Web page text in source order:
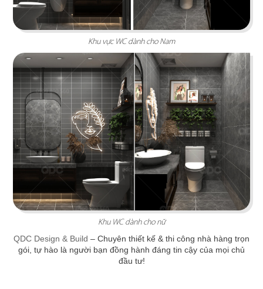
ORIFOOD BBQ & HOTPOT
Thiết kế mang đậm văn hóa Á Đông với hương vị
lẩu đặc trưng từ "Tứ Quốc"
Chi tiết
Khu vực WC dành cho Nam
Khu WC dành cho nữ
QDC Design & Build – Chuyên thiết kế & thi công nhà hàng trọn
gói, tự hào là người bạn đồng hành đáng tin cậy của mọi chủ
đầu tư!